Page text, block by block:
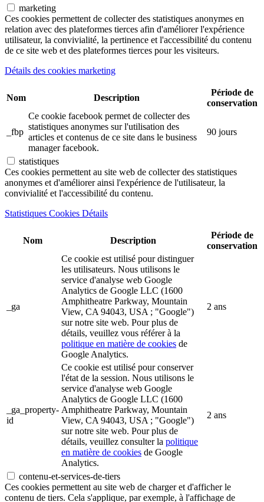
marketing
Ces cookies permettent de collecter des statistiques anonymes en
relation avec des plateformes tierces afin d'améliorer l'expérience
utilisateur, la convivialité, la pertinence et l'accessibilité du contenu
de ce site web et des plateformes tierces pour les visiteurs.
Détails des cookies marketing
Nom Description
Période de
conservation
_fbp
Ce cookie facebook permet de collecter des
statistiques anonymes sur l'utilisation des
articles et contenus de ce site dans le business
manager facebook.
90 jours
statistiques
Ces cookies permettent au site web de collecter des statistiques
anonymes et d'améliorer ainsi l'expérience de l'utilisateur, la
convivialité et l'accessibilité du contenu.
Statistiques Cookies Détails
Nom Description
Période de
conservation
_ga
Ce cookie est utilisé pour distinguer
les utilisateurs. Nous utilisons le
service d'analyse web Google
Analytics de Google LLC (1600
Amphitheatre Parkway, Mountain
View, CA 94043, USA ; "Google")
sur notre site web. Pour plus de
détails, veuillez vous référer à la
politique en matière de cookies de
Google Analytics.
2 ans
_ga_property-
id
Ce cookie est utilisé pour conserver
l'état de la session. Nous utilisons le
service d'analyse web Google
Analytics de Google LLC (1600
Amphitheatre Parkway, Mountain
View, CA 94043, USA ; "Google")
sur notre site web. Pour plus de
détails, veuillez consulter la politique
en matière de cookies de Google
Analytics.
2 ans
contenu-et-services-de-tiers
Ces cookies permettent au site web de charger et d'afficher le
contenu de tiers. Cela s'applique, par exemple, à l'affichage de